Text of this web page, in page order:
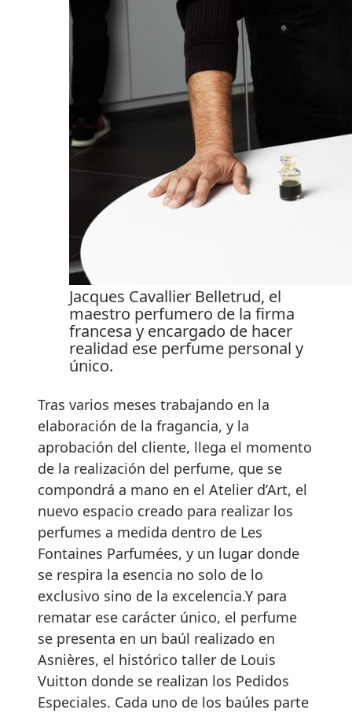
Jacques Cavallier Belletrud, el
maestro perfumero de la firma
francesa y encargado de hacer
realidad ese perfume personal y
único.
Tras varios meses trabajando en la
elaboración de la fragancia, y la
aprobación del cliente, llega el momento
de la realización del perfume, que se
compondrá a mano en el Atelier d’Art, el
nuevo espacio creado para realizar los
perfumes a medida dentro de Les
Fontaines Parfumées, y un lugar donde
se respira la esencia no solo de lo
exclusivo sino de la excelencia.Y para
rematar ese carácter único, el perfume
se presenta en un baúl realizado en
Asnières, el histórico taller de Louis
Vuitton donde se realizan los Pedidos
Especiales. Cada uno de los baúles parte